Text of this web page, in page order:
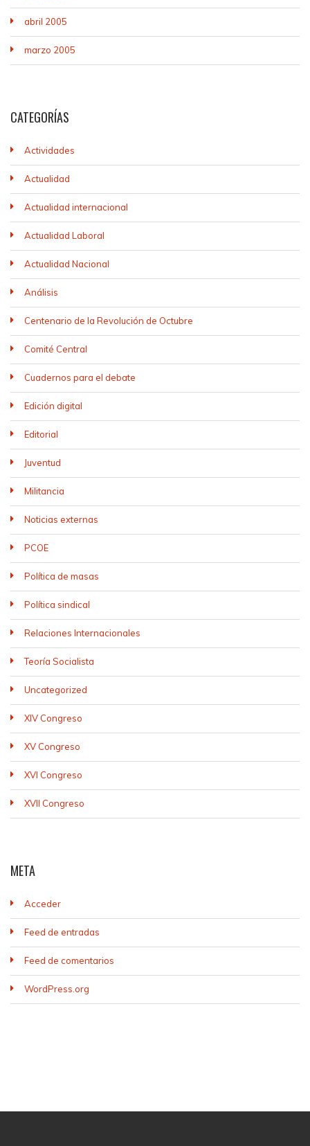
abril 2005
marzo 2005
CATEGORÍAS
Actividades
Actualidad
Actualidad internacional
Actualidad Laboral
Actualidad Nacional
Análisis
Centenario de la Revolución de Octubre
Comité Central
Cuadernos para el debate
Edición digital
Editorial
Juventud
Militancia
Noticias externas
PCOE
Política de masas
Política sindical
Relaciones Internacionales
Teoría Socialista
Uncategorized
XIV Congreso
XV Congreso
XVI Congreso
XVII Congreso
META
Acceder
Feed de entradas
Feed de comentarios
WordPress.org